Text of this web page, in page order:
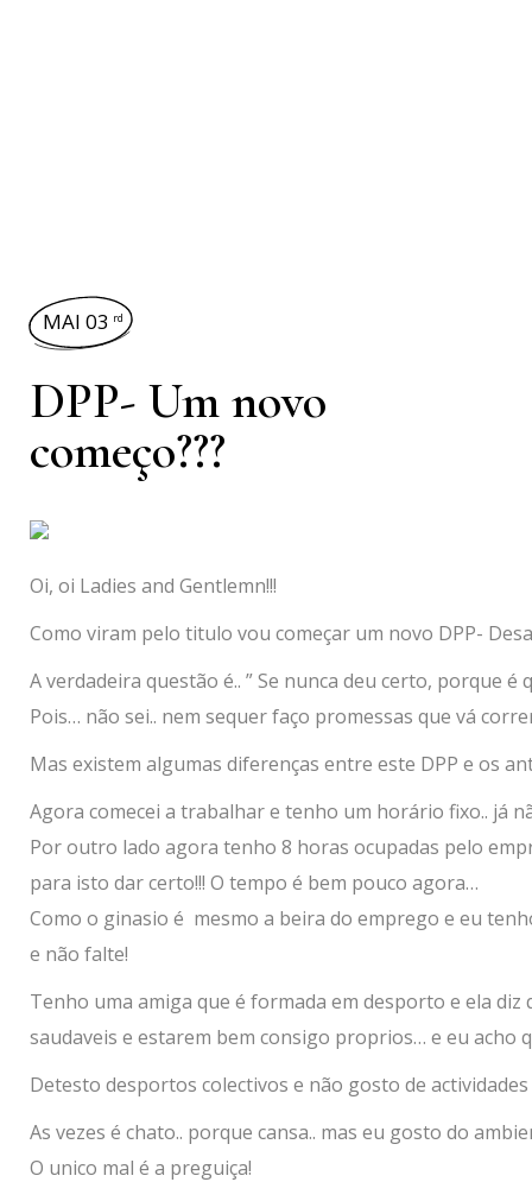
MAI 03 rd
DPP- Um novo
começo???
Oi, oi Ladies and Gentlemn!!!
Como viram pelo titulo vou começar um novo DPP-
A verdadeira questão é.. ” Se nunca deu certo, porque é
Pois… não sei.. nem sequer faço promessas que vá
Mas existem algumas diferenças entre este DPP e os
Agora comecei a trabalhar e tenho um horário fixo.. já
Por outro lado agora tenho 8 horas ocupadas pelo
para isto dar certo!!! O tempo é bem pouco agora…
Como o ginasio é mesmo a beira do emprego e eu
e não falte!
Tenho uma amiga que é formada em desporto e ela
saudaveis e estarem bem consigo proprios… e eu acho
Detesto desportos colectivos e não gosto de
As vezes é chato.. porque cansa.. mas eu gosto do
O unico mal é a preguiça!